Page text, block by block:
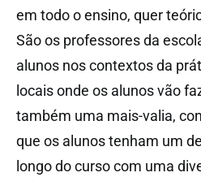
em todo o ensino, quer
São os professores da
alunos nos contextos da
locais onde os alunos vão
também uma mais-valia,
que os alunos tenham um
longo do curso com uma